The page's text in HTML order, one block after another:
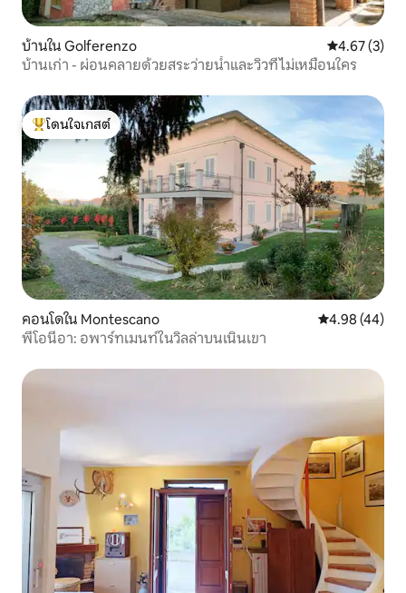
บ้านใน Golferenzo คะแนนเฉลี่ย
4.67 (3)
บ้านเก่า - ผ่อนคลายด้วยสระว่ายน้ำและวิวที่ไม่เหมือนใคร
โดนใจเกสต์ที่สุด
โดนใจเกสต์
คอนโดใน Montescano คะแนนเฉลี่ย
4.98 (44)
พีโอนีอา: อพาร์ทเมนท์ในวิลล่าบนเนินเขา